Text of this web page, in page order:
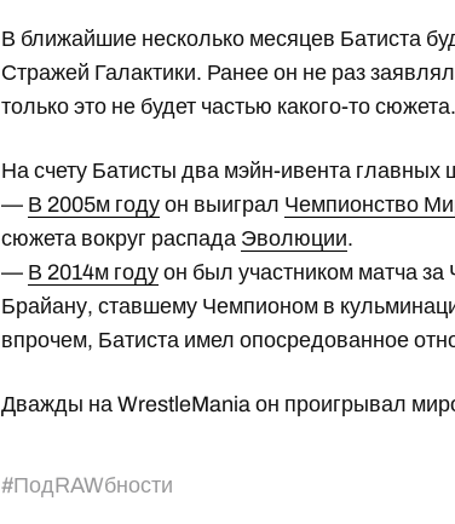
В ближайшие несколько месяцев Батиста
Стражей Галактики. Ранее он не раз
только это не будет частью какого-то сюжета.
На счету Батисты два мэйн-ивента главных
— В 2005м году он выиграл Чемпионство
сюжета вокруг распада Эволюции.
— В 2014м году он был участником матча
Брайану, ставшему Чемпионом в
впрочем, Батиста имел опосредованное
Дважды на WrestleMania он проигрывал
#ПодRAWбности